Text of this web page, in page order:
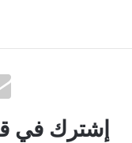
إشترك في